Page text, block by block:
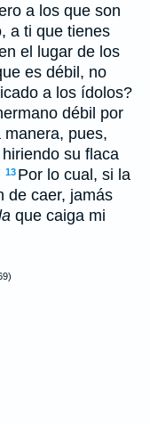
a los que son
a ti que tienes
el lugar de los
es débil, no
a los ídolos?
débil por
manera, pues,
su flaca
13 Por lo cual, si la
de caer, jamás
que caiga mi